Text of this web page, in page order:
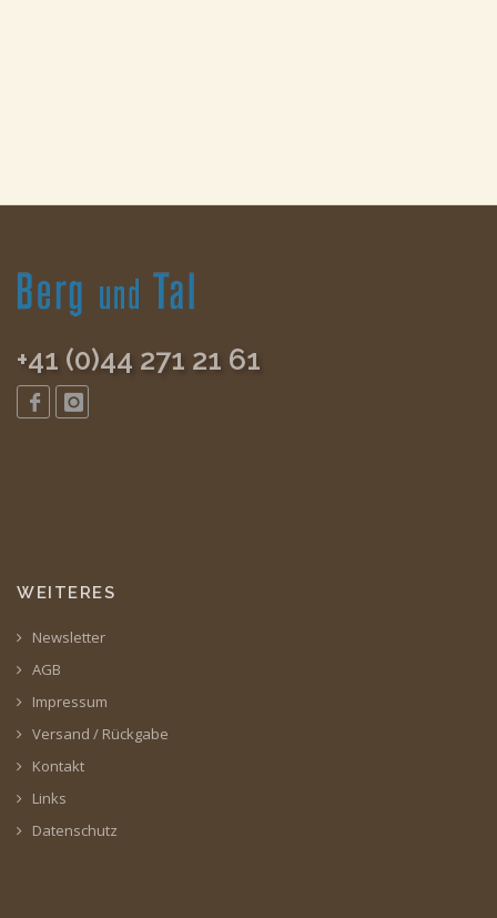
+41 (0)44 271 21 61
WEITERES
Newsletter
AGB
Impressum
Versand / Rückgabe
Kontakt
Links
Datenschutz